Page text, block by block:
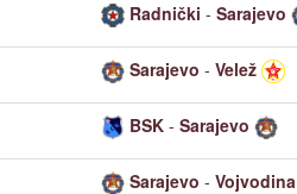
Radnički - Sarajevo
Sarajevo - Velež
BSK - Sarajevo
Sarajevo - Vojvodina